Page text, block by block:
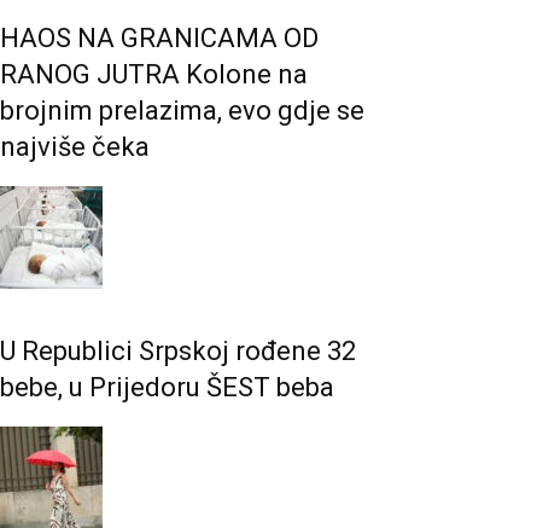
HAOS NA GRANICAMA OD
RANOG JUTRA Kolone na
brojnim prelazima, evo gdje se
najviše čeka
U Republici Srpskoj rođene 32
bebe, u Prijedoru ŠEST beba